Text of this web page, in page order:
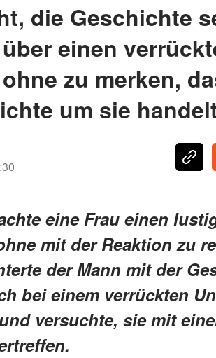
die Geschichte
einen
zu merken,
um sie
eine Frau einen
mit der Reaktion zu
der Mann mit der
bei einem verrückten
versuchte, sie mit